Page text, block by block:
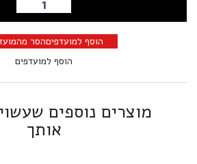
הוספה לסל
הוסף למועדפיםהסר
הוסף למועדפים
מוצרים נוספים
אותך